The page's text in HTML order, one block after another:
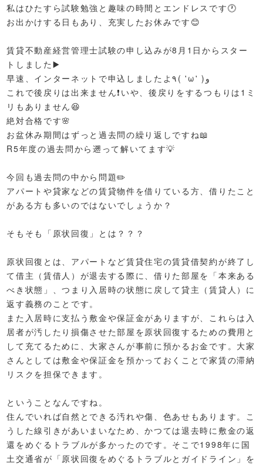
私はひたすら試験勉強と趣味の時間とエンドレスです🕐
お出かけする日もあり、充実したお休みです😊
賃貸不動産経営管理士試験の申し込みが8月1日からスター
トしました▶️
早速、インターネットで申込しましたよ٩( 'ω' )و
これで後戻りは出来ません❗️いや、後戻りをするつもりは1ミ
リもありません😆
絶対合格です🌸
お盆休み期間はずっと過去問の繰り返しですね📖
R5年度の過去問から遡って解いてます💡
今回も過去問の中から問題✏️
アパートや貸家などの賃貸物件を借りている方、借りたこと
がある方も多いのではないでしょうか？
そもそも「原状回復」とは？？？
原状回復とは、アパートなど賃貸住宅の賃貸借契約が終了し
て借主（賃借人）が退去する際に、借りた部屋を「本来ある
べき状態」、つまり入居時の状態に戻して貸主（賃貸人）に
返す義務のことです。
また入居時に支払う敷金や保証金がありますが、これらは入
居者が汚したり損傷させた部屋を原状回復するための費用と
して充てるために、大家さんが事前に預かるお金です。大家
さんとしては敷金や保証金を預かっておくことで家賃の滞納
リスクを担保できます。
ということなんですね。
住んでいれば自然とできる汚れや傷、色あせもあります。こ
うした線引きがあいまいなため、かつては退去時に敷金の返
還をめぐるトラブルが多かったのです。そこで1998年に国
土交通省が「原状回復をめぐるトラブルとガイドライン」を